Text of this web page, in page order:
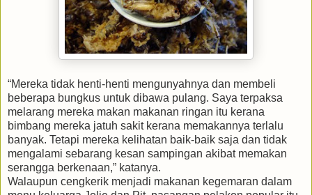
“Mereka tidak henti-henti mengunyahnya dan membeli
beberapa bungkus untuk dibawa pulang. Saya terpaksa
melarang mereka makan makanan ringan itu kerana
bimbang mereka jatuh sakit kerana memakannya terlalu
banyak. Tetapi mereka kelihatan baik-baik saja dan tidak
mengalami sebarang kesan sampingan akibat memakan
serangga berkenaan,” katanya.
Walaupun cengkerik menjadi makanan kegemaran dalam